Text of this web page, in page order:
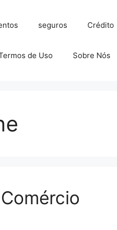
seguros Crédito
de Uso Sobre Nós